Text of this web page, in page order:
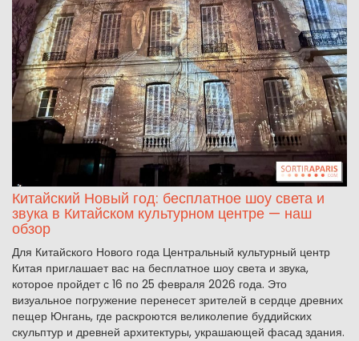
Китайский Новый год: бесплатное шоу света и
звука в Китайском культурном центре — наш
обзор
Для Китайского Нового года Центральный культурный центр
Китая приглашает вас на бесплатное шоу света и звука,
которое пройдет с 16 по 25 февраля 2026 года. Это
визуальное погружение перенесет зрителей в сердце древних
пещер Юнгань, где раскроются великолепие буддийских
скульптур и древней архитектуры, украшающей фасад здания.